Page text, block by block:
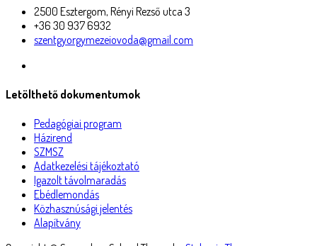
2500 Esztergom, Rényi Rezső utca 3
+36 30 937 6932
szentgyorgymezeiovoda@gmail.com
Letölthető dokumentumok
Pedagógiai program
Házirend
SZMSZ
Adatkezelési tájékoztató
Igazolt távolmaradás
Ebédlemondás
Közhasznúsági jelentés
Alapítvány